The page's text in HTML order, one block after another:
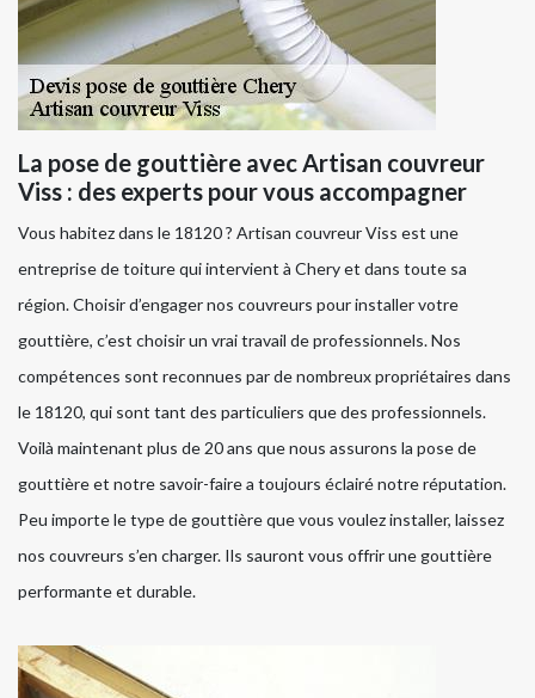
La pose de gouttière avec Artisan couvreur
Viss : des experts pour vous accompagner
Vous habitez dans le 18120 ? Artisan couvreur Viss est une
entreprise de toiture qui intervient à Chery et dans toute sa
région. Choisir d’engager nos couvreurs pour installer votre
gouttière, c’est choisir un vrai travail de professionnels. Nos
compétences sont reconnues par de nombreux propriétaires dans
le 18120, qui sont tant des particuliers que des professionnels.
Voilà maintenant plus de 20 ans que nous assurons la pose de
gouttière et notre savoir-faire a toujours éclairé notre réputation.
Peu importe le type de gouttière que vous voulez installer, laissez
nos couvreurs s’en charger. Ils sauront vous offrir une gouttière
performante et durable.